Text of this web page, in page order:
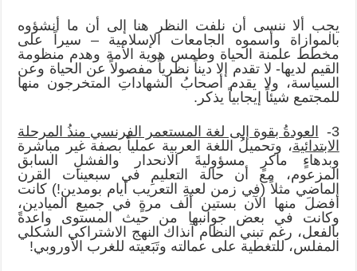
يجب ألا ننسى أن نلفت النظر هنا إلى أن ما أنشؤوه
بالموازاة وأسموه الجامعات الإسلامية – سيراً على
مخطط علمنة الحياة وطمس هوية الأمة وهدم منظومة
القيم لديها- لا تقدم إلا ديناً نظرياً مفصولاً عن الحياة وعن
السياسة، ولا يقدم أصحابُ الشهاداتِ المتخرجون منها
للمجتمع شيئاً إيجابياً يذكر.
3-
العودةُ بقوة إلى لغة المستعمر الفرنسي منذُ المرحلة
الابتدائية، وتحميلُ اللغة العربية عملياً بصفة غير مباشرة
وبدهاءٍ ماكرٍ مسؤوليةَ الانحدار والفشلِ السابق
المزعوم، مع أن حالة التعليمِ في سبعينات القرن
الماضي مثلاً (في زمن لعبةِ التعريب أيام بومدين!) كانت
أفضلَ منها الآن بستين ألف مرةٍ في جميع الميادين،
وكانت في بعض جوانبها من حيث المستوى واعدةً
بالفعل، رغم تبني النظام آنذاك النهج الاشتراكي الشكلي
المفلس، للتغطية على عمالته وتَبَعيته للغرب الأوروبي!